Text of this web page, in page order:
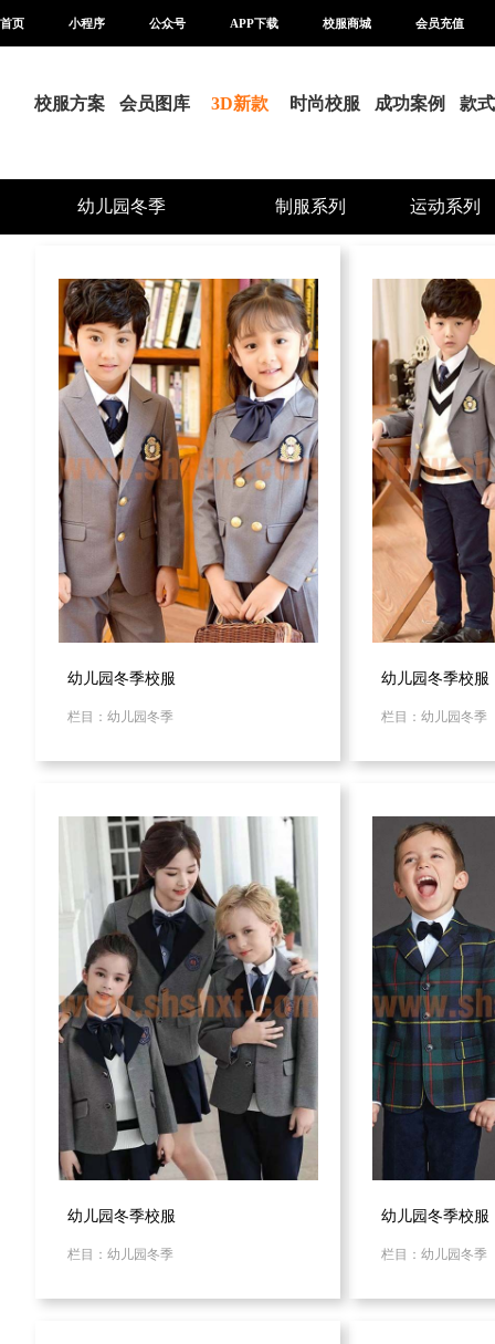
首页 小程序 公众号 APP下载 校服商城 会员充值
校服方案 会员图库 3D新款 时尚校服 成功案例 款
幼儿园冬季 制服系列 运动系列
幼儿园冬季校服
栏目：幼儿园冬季
幼儿园冬季校服
栏目：幼儿园冬季
幼儿园冬季校服
栏目：幼儿园冬季
幼儿园冬季校服
栏目：幼儿园冬季